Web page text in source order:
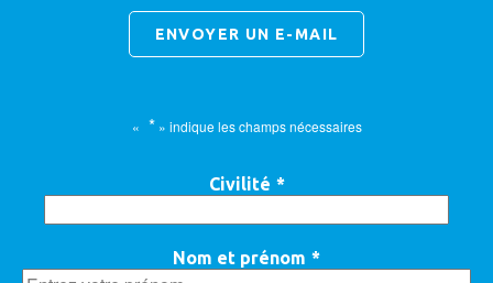
ENVOYER UN E-MAIL
« *» indique les champs nécessaires
Civilité *
Nom et prénom *